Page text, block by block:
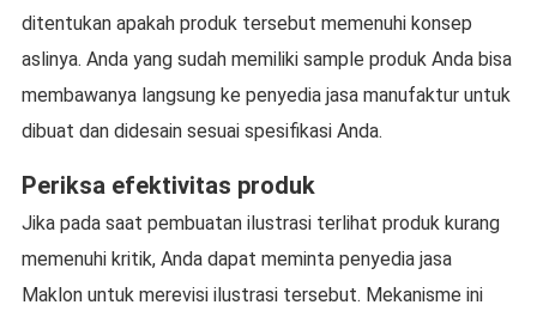
ditentukan apakah produk tersebut memenuhi konsep
aslinya. Anda yang sudah memiliki sample produk Anda bisa
membawanya langsung ke penyedia jasa manufaktur untuk
dibuat dan didesain sesuai spesifikasi Anda.
Periksa efektivitas produk
Jika pada saat pembuatan ilustrasi terlihat produk kurang
memenuhi kritik, Anda dapat meminta penyedia jasa
Maklon untuk merevisi ilustrasi tersebut. Mekanisme ini